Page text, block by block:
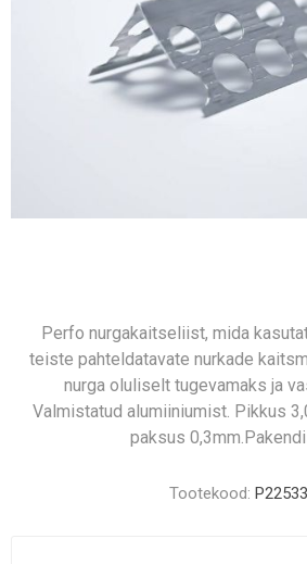
Perfo nurgakaitseliist, mida
teiste pahteldatavate nurkade
nurga oluliselt tugevamaks ja
Valmistatud alumiiniumist. Pikkus
paksus
Tootekood: